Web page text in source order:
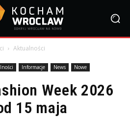
Aktualności
Informacje News Nowe
Week 2026
15 maja